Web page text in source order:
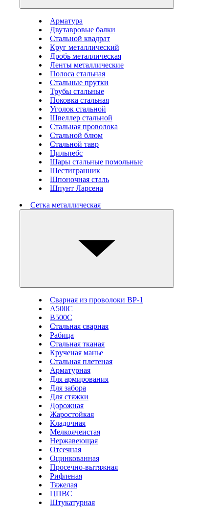
Арматура
Двутавровые балки
Стальной квадрат
Круг металлический
Дробь металлическая
Ленты металлические
Полоса стальная
Стальные прутки
Трубы стальные
Поковка стальная
Уголок стальной
Швеллер стальной
Стальная проволока
Стальной блюм
Стальной тавр
Цильпебс
Шары стальные помольные
Шестигранник
Шпоночная сталь
Шпунт Ларсена
Сетка металлическая
Сварная из проволоки ВР-1
А500С
В500С
Стальная сварная
Рабица
Стальная тканая
Крученая манье
Стальная плетеная
Арматурная
Для армирования
Для забора
Для стяжки
Дорожная
Жаростойкая
Кладочная
Мелкоячеистая
Нержавеющая
Отсечная
Оцинкованная
Просечно-вытяжная
Рифленая
Тяжелая
ЦПВС
Штукатурная